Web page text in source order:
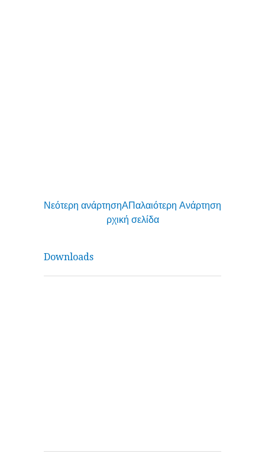
Νεότερη ανάρτηση Παλαιότερη Ανάρτηση
Α
ρχική σελίδα
Downloads